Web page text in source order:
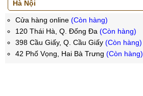
Cửa hàng online (Còn hàng)
120 Thái Hà, Q. Đống Đa (Còn hàng)
398 Cầu Giấy, Q. Cầu Giấy (Còn hàng)
42 Phố Vọng, Hai Bà Trưng (Còn hàng)